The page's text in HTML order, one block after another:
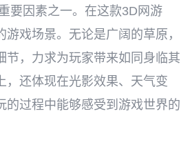
要因素之一。在这款3D网游
戏场景。无论是广阔的草原，
节，力求为玩家带来如同身临其
，还体现在光影效果、天气变
的过程中能够感受到游戏世界的